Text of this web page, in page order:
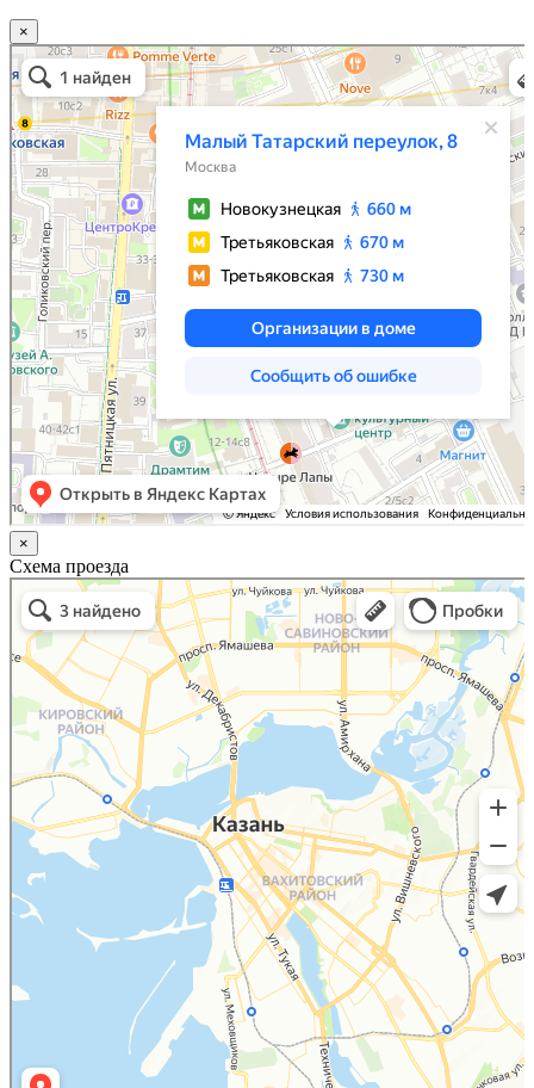
×
Москва
Малый Татарский переулок, 8 на карте Москвы, ближайшее метро Новокузнецкая —
Яндекс.Карты
×
Схема проезда
Казань
Малый Татарский переулок, 8 на карте Москвы, ближайшее метро Новокузнецкая —
Яндекс.Карты